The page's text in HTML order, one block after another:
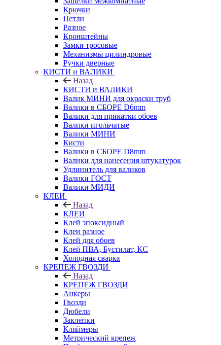
Крючки
Петли
Разное
Кронштейны
Замки тросовые
Механизмы цилиндровые
Ручки дверные
КИСТИ и ВАЛИКИ
Назад
КИСТИ и ВАЛИКИ
Валик МИНИ для окраски труб
Валики в СБОРЕ D6mm
Валики для прикатки обоев
Валики игольчатые
Валики МИНИ
Кисти
Валики в СБОРЕ D8mm
Валики для нанесения штукатурок
Удлинитель для валиков
Валики ГОСТ
Валики МИДИ
КЛЕИ
Назад
КЛЕИ
Клей эпоксидный
Клеи разное
Клей для обоев
Клей ПВА, Бустилат, КС
Холодная сварка
КРЕПЕЖ ГВОЗДИ
Назад
КРЕПЕЖ ГВОЗДИ
Анкеры
Гвозди
Дюбели
Заклепки
Кляймеры
Метрический крепеж